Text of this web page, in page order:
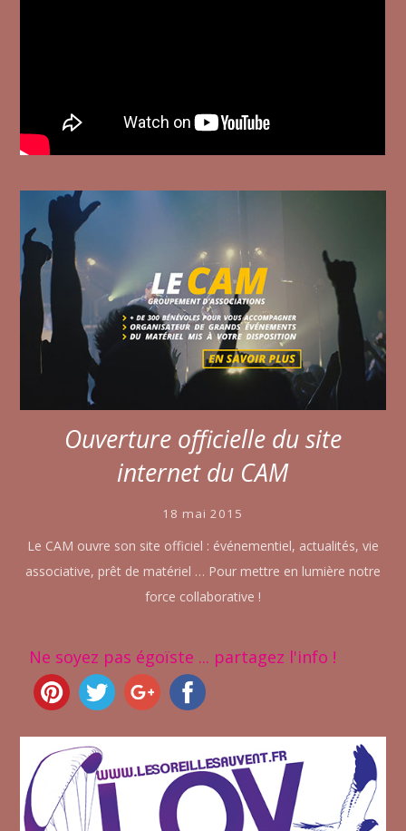
Ouverture officielle du site
internet du CAM
18 mai 2015
Le CAM ouvre son site officiel : événementiel, actualités, vie
associative, prêt de matériel … Pour mettre en lumière notre
force collaborative !
Ne soyez pas égoïste ... partagez l'info !